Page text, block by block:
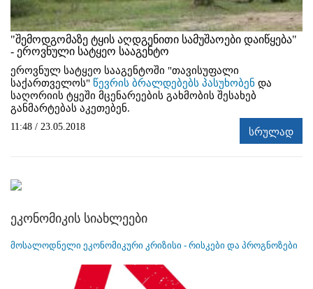
"შემოდგომაზე ტყის აღდგენითი სამუშაოები დაიწყება"
- ეროვნული სატყეო სააგენტო
ეროვნულ სატყეო სააგენტოში "თავისუფალი
საქართველოს" წევრის ბრალდებებს პასუხობენ და
საღორიის ტყეში მცენარეების გახმობის შესახებ
განმარტებას აკეთებენ.
11:48 / 23.05.2018 სრულად
ეკონომიკის სიახლეები
მოსალოდნელი ეკონომიკური კრიზისი - რისკები და პროგნოზები